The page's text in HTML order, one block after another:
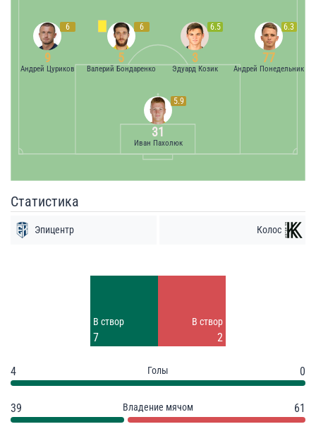
5.9
31
Иван Пахолюк
6
9
Андрей Цуриков
6
5
Валерий Бондаренко
6.5
3
Эдуард Козик
6.3
77
Андрей Понедельник
Статистика
Эпицентр Колос
В створ
7
В створ
2
4 Голы 0
39 Владение мячом 61